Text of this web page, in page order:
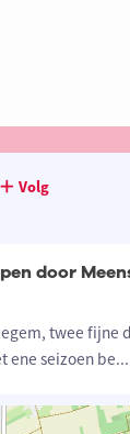
Volg
door
twee fijne
ene seizoen be...